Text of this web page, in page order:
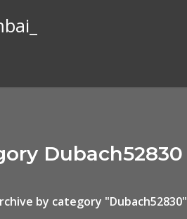
Dubach52830
by category "Dubach52830"